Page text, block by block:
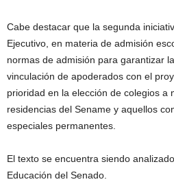
Cabe destacar que la segunda
Ejecutivo, en materia de admisión
normas de admisión para garantizar
vinculación de apoderados con el
prioridad en la elección de colegios a
residencias del Sename y aquellos
especiales permanentes.
El texto se encuentra siendo
Educación del Senado.